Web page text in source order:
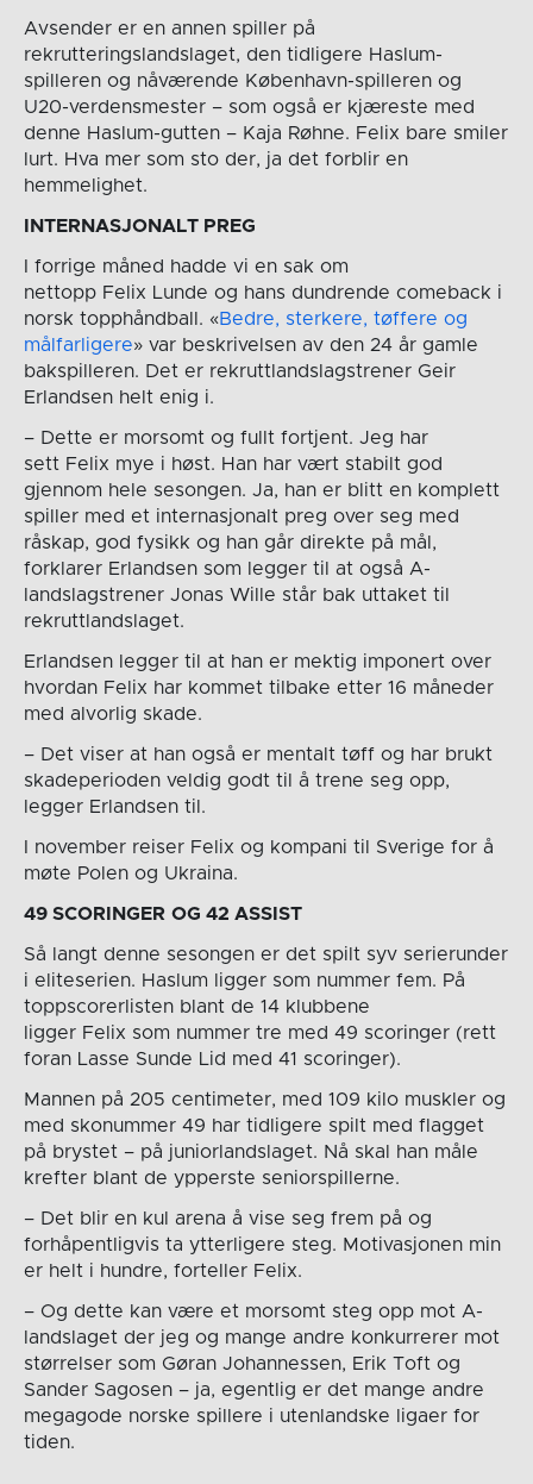
Avsender er en annen spiller på
rekrutteringslandslaget, den tidligere Haslum-
spilleren og nåværende København-spilleren og
U20-verdensmester – som også er kjæreste med
denne Haslum-gutten – Kaja Røhne. Felix bare smiler
lurt. Hva mer som sto der, ja det forblir en
hemmelighet.
INTERNASJONALT PREG
I forrige måned hadde vi en sak om
nettopp Felix Lunde og hans dundrende comeback i
norsk topphåndball. «Bedre, sterkere, tøffere og
målfarligere» var beskrivelsen av den 24 år gamle
bakspilleren. Det er rekruttlandslagstrener Geir
Erlandsen helt enig i.
– Dette er morsomt og fullt fortjent. Jeg har
sett Felix mye i høst. Han har vært stabilt god
gjennom hele sesongen. Ja, han er blitt en komplett
spiller med et internasjonalt preg over seg med
råskap, god fysikk og han går direkte på mål,
forklarer Erlandsen som legger til at også A-
landslagstrener Jonas Wille står bak uttaket til
rekruttlandslaget.
Erlandsen legger til at han er mektig imponert over
hvordan Felix har kommet tilbake etter 16 måneder
med alvorlig skade.
– Det viser at han også er mentalt tøff og har brukt
skadeperioden veldig godt til å trene seg opp,
legger Erlandsen til.
I november reiser Felix og kompani til Sverige for å
møte Polen og Ukraina.
49 SCORINGER OG 42 ASSIST
Så langt denne sesongen er det spilt syv serierunder
i eliteserien. Haslum ligger som nummer fem. På
toppscorerlisten blant de 14 klubbene
ligger Felix som nummer tre med 49 scoringer (rett
foran Lasse Sunde Lid med 41 scoringer).
Mannen på 205 centimeter, med 109 kilo muskler og
med skonummer 49 har tidligere spilt med flagget
på brystet – på juniorlandslaget. Nå skal han måle
krefter blant de ypperste seniorspillerne.
– Det blir en kul arena å vise seg frem på og
forhåpentligvis ta ytterligere steg. Motivasjonen min
er helt i hundre, forteller Felix.
– Og dette kan være et morsomt steg opp mot A-
landslaget der jeg og mange andre konkurrerer mot
størrelser som Gøran Johannessen, Erik Toft og
Sander Sagosen – ja, egentlig er det mange andre
megagode norske spillere i utenlandske ligaer for
tiden.